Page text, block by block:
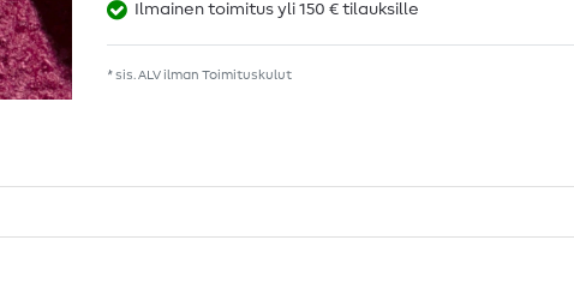
Ilmainen toimitus yli 150 € tilauksille
* sis. ALV ilman Toimituskulut